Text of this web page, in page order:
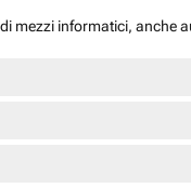
mezzi informatici,